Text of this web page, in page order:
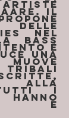
Il
delle
nel
bass
è
una
tribali
alla
i
e